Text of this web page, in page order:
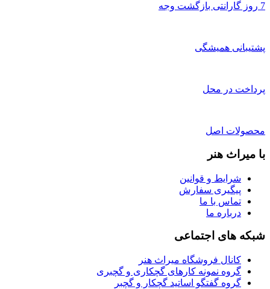
7 روز گارانتی بازگشت وجه
پشتیبانی همیشگی
پرداخت در محل
محصولات اصل
با میراث هنر
شرایط و قوانین
پیگیری سفارش
تماس با ما
درباره ما
شبکه های اجتماعی
کانال فروشگاه میراث هنر
گروه نمونه کارهای گچکاری و گچبری
گروه گفتگو اساتید گچکار و گچبر